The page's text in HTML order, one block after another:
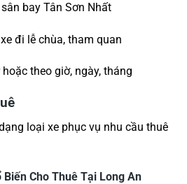
bay Tân Sơn Nhất
đi lễ chùa, tham quan
theo giờ, ngày, tháng
loại xe phục vụ nhu cầu thuê
Biến Cho Thuê Tại Long An